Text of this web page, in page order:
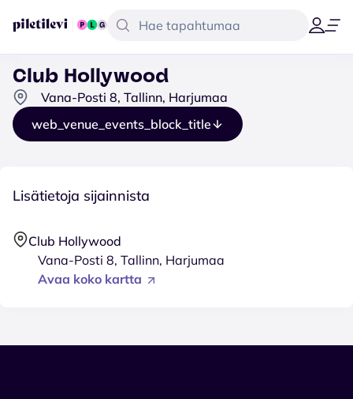
Club Hollywood
Vana-Posti 8, Tallinn, Harjumaa
web_venue_events_block_title
Lisätietoja sijainnista
Club Hollywood
Vana-Posti 8, Tallinn, Harjumaa
Avaa koko kartta